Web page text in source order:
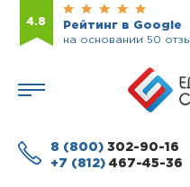
4.8
Рейтинг в Google
на основании 50
8 (800) 302-90-16
+7 (812) 467-45-36